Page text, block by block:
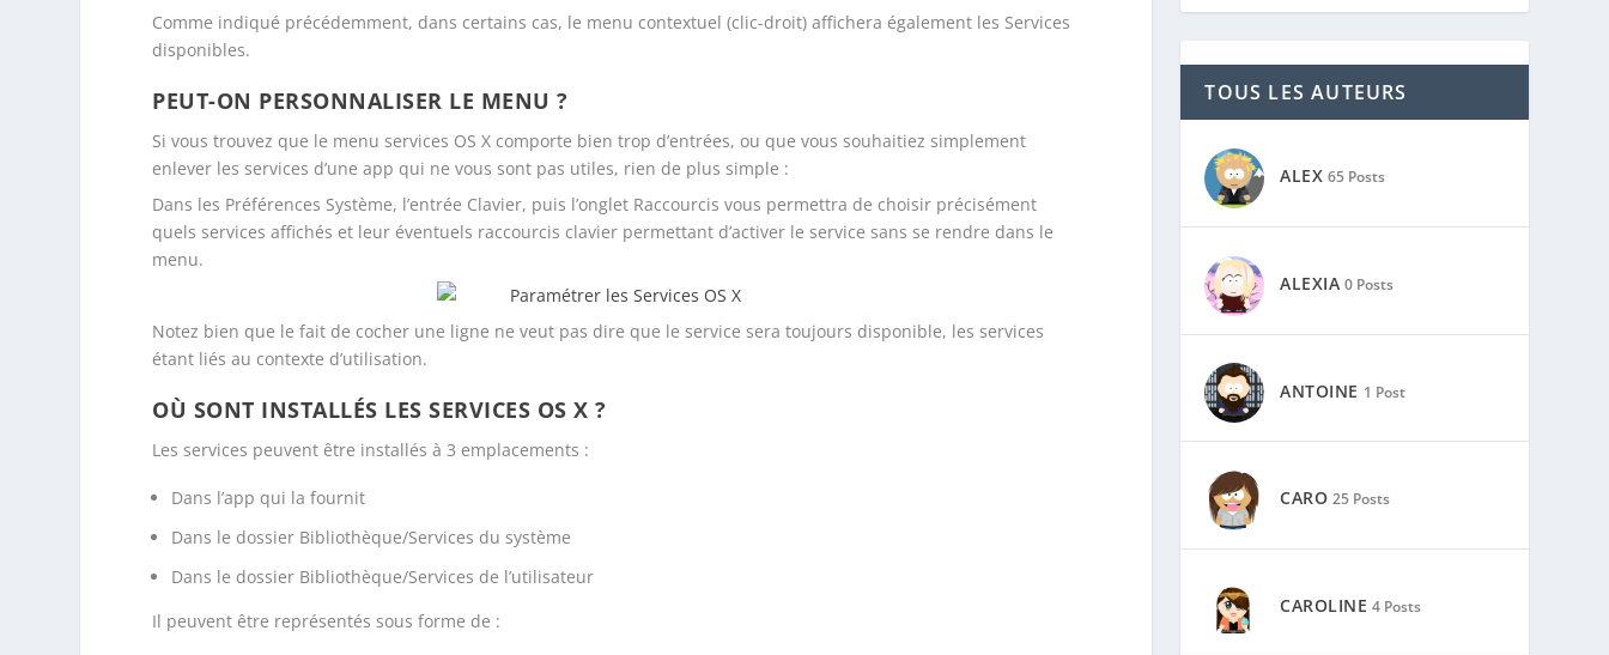
Comme indiqué précédemment, dans certains cas, le menu contextuel (clic-droit) affichera également les Services
disponibles.
PEUT-ON PERSONNALISER LE MENU ?
Si vous trouvez que le menu services OS X comporte bien trop d’entrées, ou que vous souhaitiez simplement
enlever les services d’une app qui ne vous sont pas utiles, rien de plus simple :
Dans les Préférences Système, l’entrée Clavier, puis l’onglet Raccourcis vous permettra de choisir précisément
quels services affichés et leur éventuels raccourcis clavier permettant d’activer le service sans se rendre dans le
menu.
Notez bien que le fait de cocher une ligne ne veut pas dire que le service sera toujours disponible, les services
étant liés au contexte d’utilisation.
OÙ SONT INSTALLÉS LES SERVICES OS X ?
Les services peuvent être installés à 3 emplacements :
Dans l’app qui la fournit
Dans le dossier Bibliothèque/Services du système
Dans le dossier Bibliothèque/Services de l’utilisateur
Il peuvent être représentés sous forme de :
TOUS LES AUTEURS
ALEX 65 Posts
ALEXIA 0 Posts
ANTOINE 1 Post
CARO 25 Posts
CAROLINE 4 Posts